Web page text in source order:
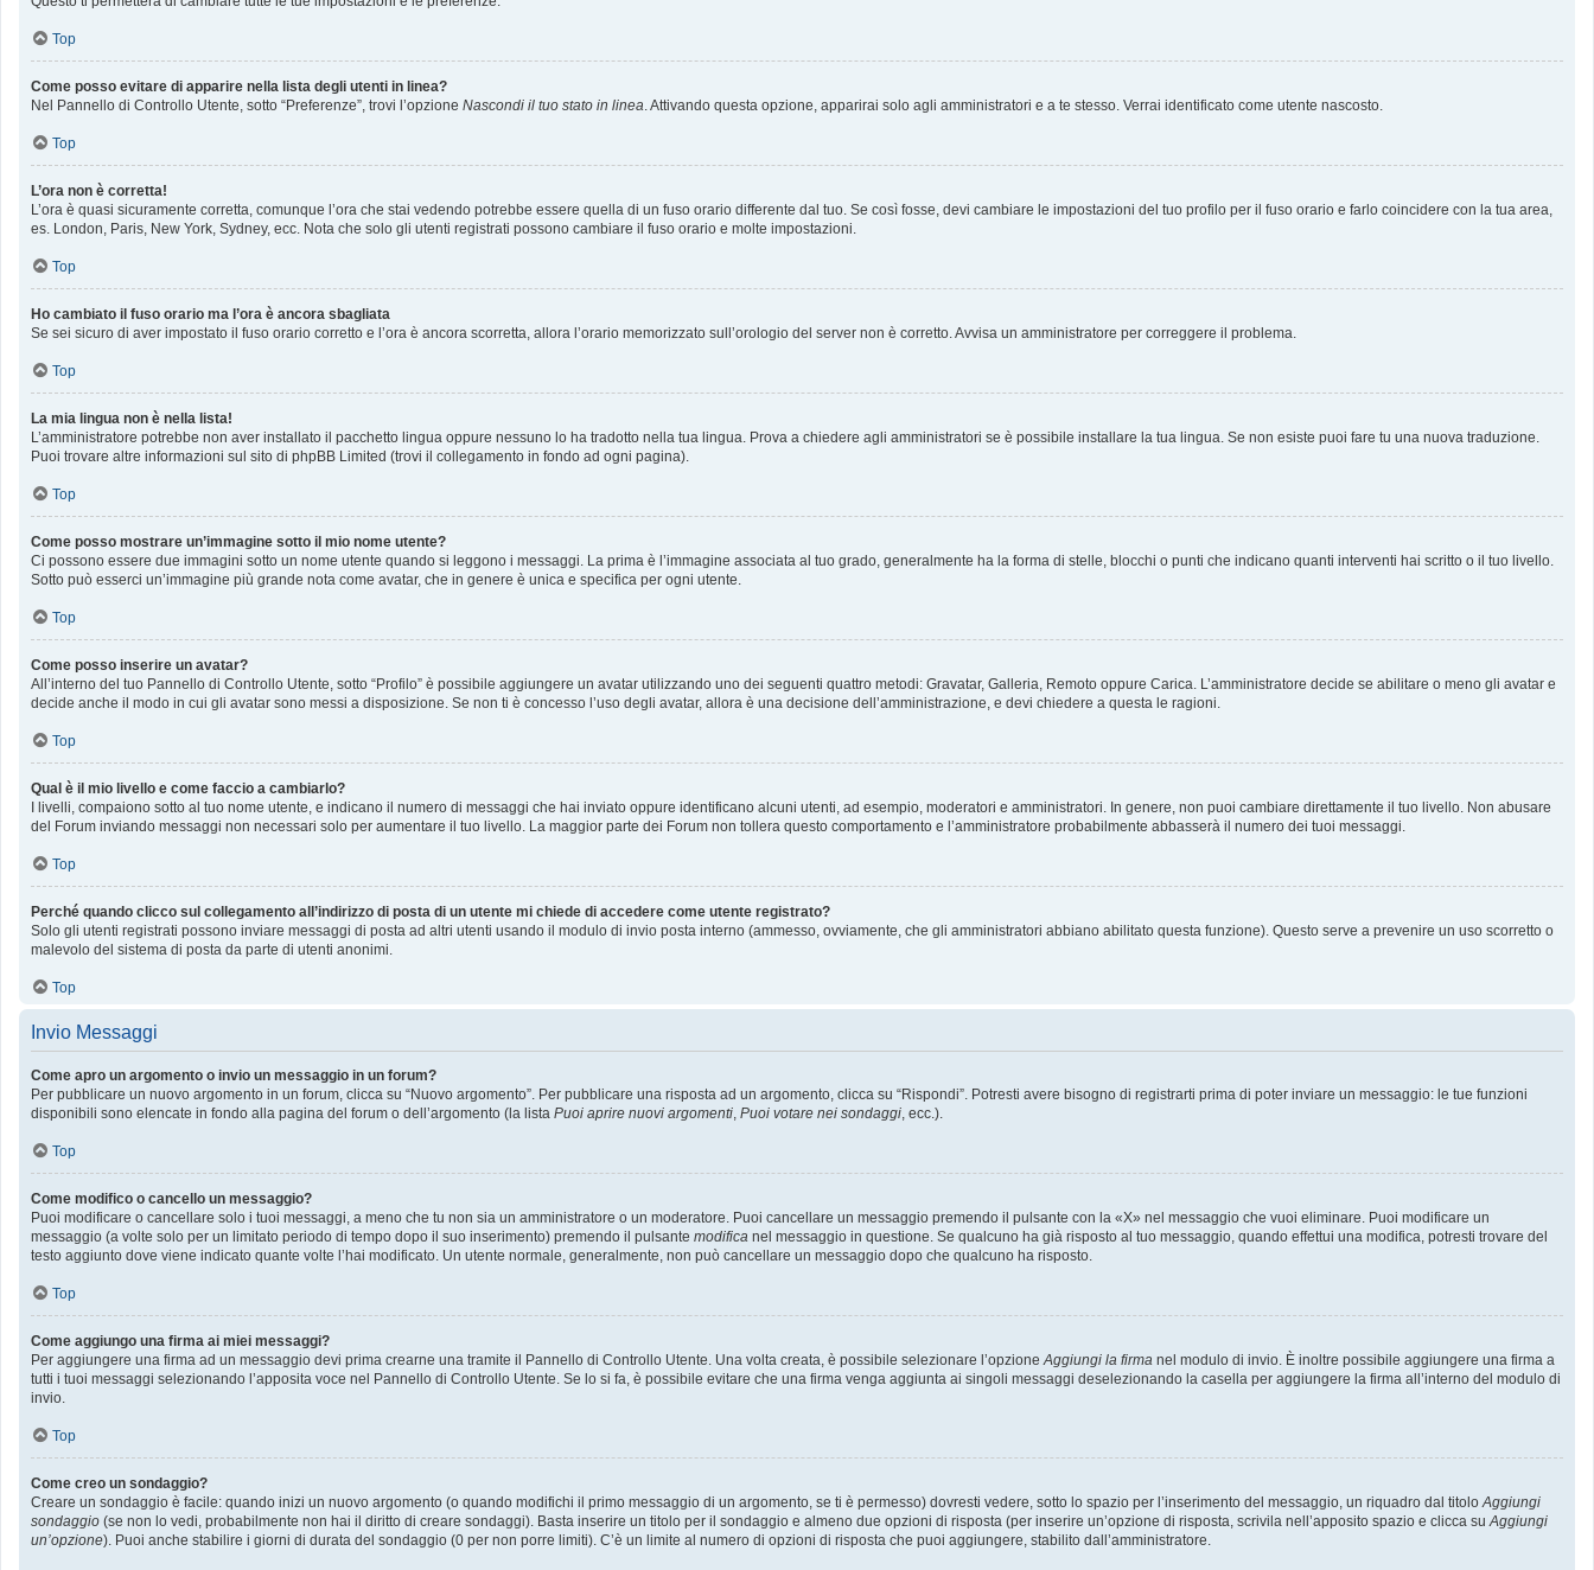
Top
Come posso evitare di apparire nella lista degli utenti in linea?
Nel Pannello di Controllo Utente, sotto “Preferenze”, trovi l’opzione Nascondi il tuo stato in linea. Attivando questa opzione, apparirai solo agli amministratori e a te stesso. Verrai identificato come utente nascosto.
Top
L’ora non è corretta!
L’ora è quasi sicuramente corretta, comunque l’ora che stai vedendo potrebbe essere quella di un fuso orario differente dal tuo. Se così fosse, devi cambiare le impostazioni del tuo profilo per il fuso orario e farlo coincidere con la tua area,
es. London, Paris, New York, Sydney, ecc. Nota che solo gli utenti registrati possono cambiare il fuso orario e molte impostazioni.
Top
Ho cambiato il fuso orario ma l’ora è ancora sbagliata
Se sei sicuro di aver impostato il fuso orario corretto e l’ora è ancora scorretta, allora l’orario memorizzato sull’orologio del server non è corretto. Avvisa un amministratore per correggere il problema.
Top
La mia lingua non è nella lista!
L’amministratore potrebbe non aver installato il pacchetto lingua oppure nessuno lo ha tradotto nella tua lingua. Prova a chiedere agli amministratori se è possibile installare la tua lingua. Se non esiste puoi fare tu una nuova traduzione.
Puoi trovare altre informazioni sul sito di phpBB Limited (trovi il collegamento in fondo ad ogni pagina).
Top
Come posso mostrare un’immagine sotto il mio nome utente?
Ci possono essere due immagini sotto un nome utente quando si leggono i messaggi. La prima è l’immagine associata al tuo grado, generalmente ha la forma di stelle, blocchi o punti che indicano quanti interventi hai scritto o il tuo livello.
Sotto può esserci un’immagine più grande nota come avatar, che in genere è unica e specifica per ogni utente.
Top
Come posso inserire un avatar?
All’interno del tuo Pannello di Controllo Utente, sotto “Profilo” è possibile aggiungere un avatar utilizzando uno dei seguenti quattro metodi: Gravatar, Galleria, Remoto oppure Carica. L’amministratore decide se abilitare o meno gli avatar e
decide anche il modo in cui gli avatar sono messi a disposizione. Se non ti è concesso l’uso degli avatar, allora è una decisione dell’amministrazione, e devi chiedere a questa le ragioni.
Top
Qual è il mio livello e come faccio a cambiarlo?
I livelli, compaiono sotto al tuo nome utente, e indicano il numero di messaggi che hai inviato oppure identificano alcuni utenti, ad esempio, moderatori e amministratori. In genere, non puoi cambiare direttamente il tuo livello. Non abusare
del Forum inviando messaggi non necessari solo per aumentare il tuo livello. La maggior parte dei Forum non tollera questo comportamento e l’amministratore probabilmente abbasserà il numero dei tuoi messaggi.
Top
Perché quando clicco sul collegamento all’indirizzo di posta di un utente mi chiede di accedere come utente registrato?
Solo gli utenti registrati possono inviare messaggi di posta ad altri utenti usando il modulo di invio posta interno (ammesso, ovviamente, che gli amministratori abbiano abilitato questa funzione). Questo serve a prevenire un uso scorretto o
malevolo del sistema di posta da parte di utenti anonimi.
Top
Invio Messaggi
Come apro un argomento o invio un messaggio in un forum?
Per pubblicare un nuovo argomento in un forum, clicca su “Nuovo argomento”. Per pubblicare una risposta ad un argomento, clicca su “Rispondi”. Potresti avere bisogno di registrarti prima di poter inviare un messaggio: le tue funzioni
disponibili sono elencate in fondo alla pagina del forum o dell’argomento (la lista Puoi aprire nuovi argomenti, Puoi votare nei sondaggi, ecc.).
Top
Come modifico o cancello un messaggio?
Puoi modificare o cancellare solo i tuoi messaggi, a meno che tu non sia un amministratore o un moderatore. Puoi cancellare un messaggio premendo il pulsante con la «X» nel messaggio che vuoi eliminare. Puoi modificare un
messaggio (a volte solo per un limitato periodo di tempo dopo il suo inserimento) premendo il pulsante modifica nel messaggio in questione. Se qualcuno ha già risposto al tuo messaggio, quando effettui una modifica, potresti trovare del
testo aggiunto dove viene indicato quante volte l’hai modificato. Un utente normale, generalmente, non può cancellare un messaggio dopo che qualcuno ha risposto.
Top
Come aggiungo una firma ai miei messaggi?
Per aggiungere una firma ad un messaggio devi prima crearne una tramite il Pannello di Controllo Utente. Una volta creata, è possibile selezionare l’opzioneAggiungi la firma nel modulo di invio. È inoltre possibile aggiungere una firma a
tutti i tuoi messaggi selezionando l’apposita voce nel Pannello di Controllo Utente. Se lo si fa, è possibile evitare che una firma venga aggiunta ai singoli messaggi deselezionando la casella per aggiungere la firma all’interno del modulo di
invio.
Top
Come creo un sondaggio?
Creare un sondaggio è facile: quando inizi un nuovo argomento (o quando modifichi il primo messaggio di un argomento, se ti è permesso) dovresti vedere, sotto lo spazio per l’inserimento del messaggio, un riquadro dal titoloAggiungi
sondaggio (se non lo vedi, probabilmente non hai il diritto di creare sondaggi). Basta inserire un titolo per il sondaggio e almeno due opzioni di risposta (per inserire un’opzione di risposta, scrivila nell’apposito spazio e clicca suAggiungi
un’opzione). Puoi anche stabilire i giorni di durata del sondaggio (0 per non porre limiti). C’è un limite al numero di opzioni di risposta che puoi aggiungere, stabilito dall’amministratore.